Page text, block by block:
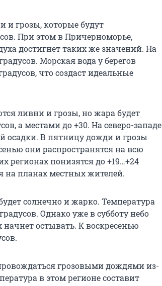
и грозы, которые будут
При этом в Причерноморье,
достигнет таких же значений. На
Морская вода у берегов
что создаст идеальные
ливни и грозы, но жара будет
а местами до +30. На северо-западе
осадки. В пятницу дожди и грозы
они распространятся на всю
регионах понизятся до+19…+24
на планах местных жителей.
солнечно и жарко. Температура
Однако уже в субботу небо
остывать. К воскресенью
грозовыми дождями из-
в этом регионе составит